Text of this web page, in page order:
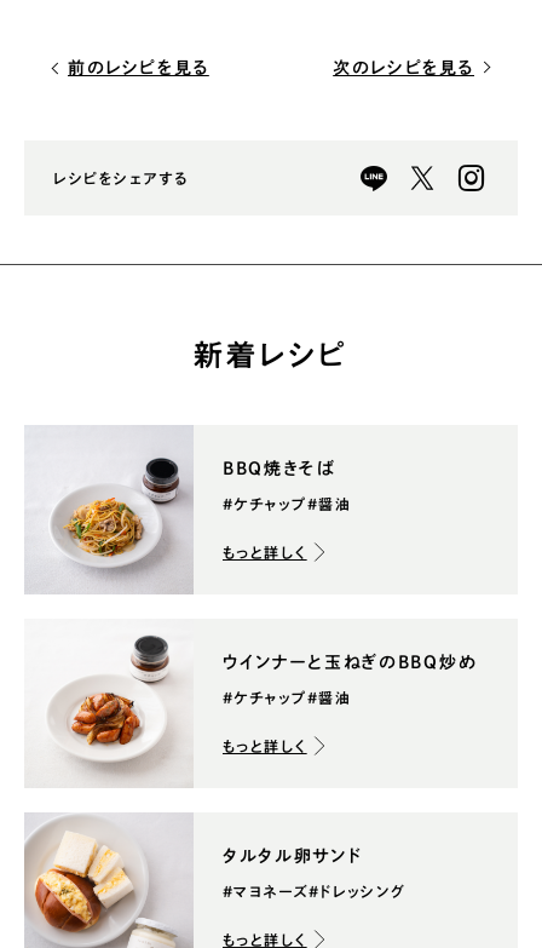
前のレシピを見る 次のレシピを見る
レシピをシェアする
新着レシピ
BBQ焼きそば
#ケチャップ#醤油
もっと詳しく
ウインナーと玉ねぎのBBQ炒め
#ケチャップ#醤油
もっと詳しく
タルタル卵サンド
#マヨネーズ#ドレッシング
もっと詳しく